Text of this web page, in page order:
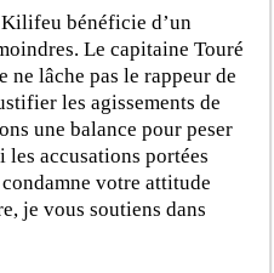
bénéficie d’un
Le capitaine Touré
ne lâche pas le rappeur de
les agissements de
une balance pour peser
les accusations portées
votre attitude
je vous soutiens dans